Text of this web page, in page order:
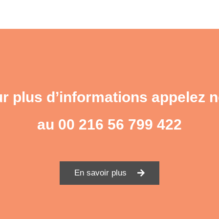
plus d’informations appelez
au 00 216 56 799 422
En savoir plus